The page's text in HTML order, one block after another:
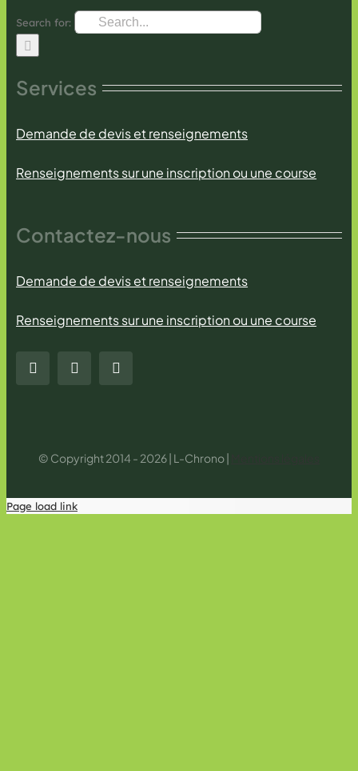
Search for:
Services
Demande de devis et renseignements
Renseignements sur une inscription ou une course
Contactez-nous
Demande de devis et renseignements
Renseignements sur une inscription ou une course
© Copyright 2014 - 2026 | L-Chrono |
Page load link